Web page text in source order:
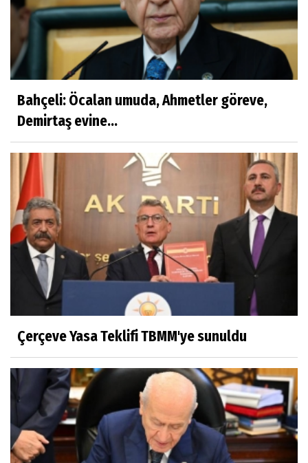
Bahçeli: Öcalan umuda, Ahmetler göreve,
Demirtaş evine...
Çerçeve Yasa Teklifi TBMM'ye sunuldu